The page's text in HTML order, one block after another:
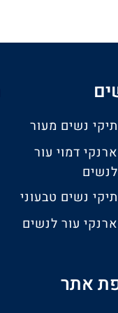
תיקי נשים מעור
ארנקי דמוי עור
לנשים
תיקי נשים טבעוני
ארנקי עור לנשים
אתר